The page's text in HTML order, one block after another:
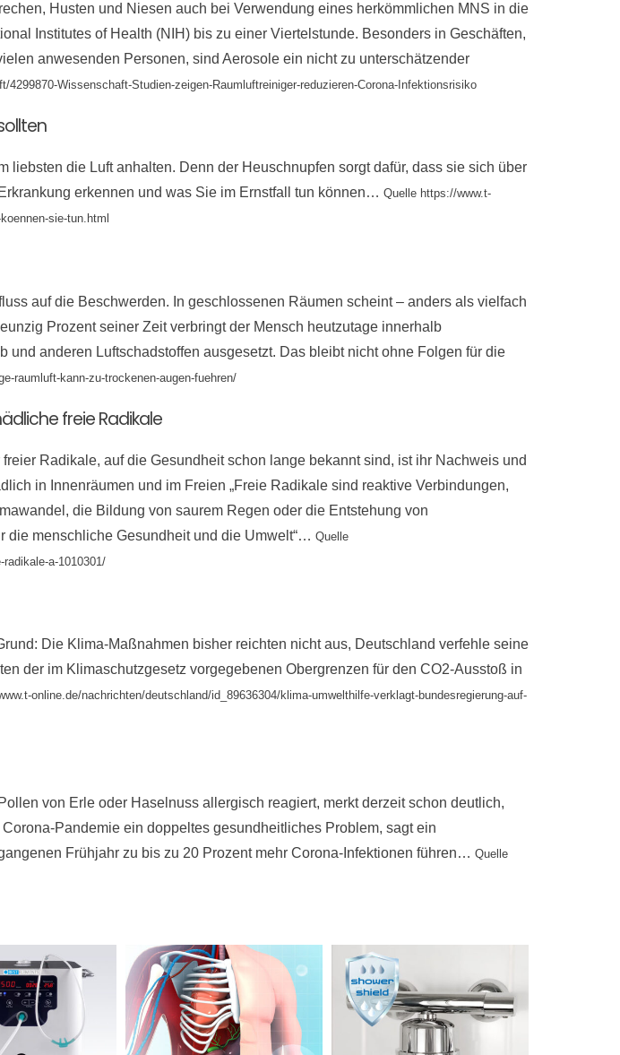
Husten und Niesen auch bei Verwendung eines herkömmlichen MNS in die
Institutes of Health (NIH) bis zu einer Viertelstunde. Besonders in Geschäften,
anwesenden Personen, sind Aerosole ein nicht zu unterschätzender
Wissenschaft-Studien-zeigen-Raumluftreiniger-reduzieren-Corona-Infektionsrisiko
die Luft anhalten. Denn der Heuschnupfen sorgt dafür, dass sie sich über
erkennen und was Sie im Ernstfall tun können… Quelle https://www.t-
sie-tun.html
auf die Beschwerden. In geschlossenen Räumen scheint – anders als vielfach
Prozent seiner Zeit verbringt der Mensch heutzutage innerhalb
anderen Luftschadstoffen ausgesetzt. Das bleibt nicht ohne Folgen für die
raumluft-kann-zu-trockenen-augen-fuehren/
freie Radikale
Radikale, auf die Gesundheit schon lange bekannt sind, ist ihr Nachweis und
in Innenräumen und im Freien „Freie Radikale sind reaktive Verbindungen,
die Bildung von saurem Regen oder die Entstehung von
die menschliche Gesundheit und die Umwelt“… Quelle
a-1010301/
Die Klima-Maßnahmen bisher reichten nicht aus, Deutschland verfehle seine
der im Klimaschutzgesetz vorgegebenen Obergrenzen für den CO2-Ausstoß in
online.de/nachrichten/deutschland/id_89636304/klima-umwelthilfe-verklagt-bundesregierung-auf-
von Erle oder Haselnuss allergisch reagiert, merkt derzeit schon deutlich,
Pandemie ein doppeltes gesundheitliches Problem, sagt ein
Frühjahr zu bis zu 20 Prozent mehr Corona-Infektionen führen… Quelle